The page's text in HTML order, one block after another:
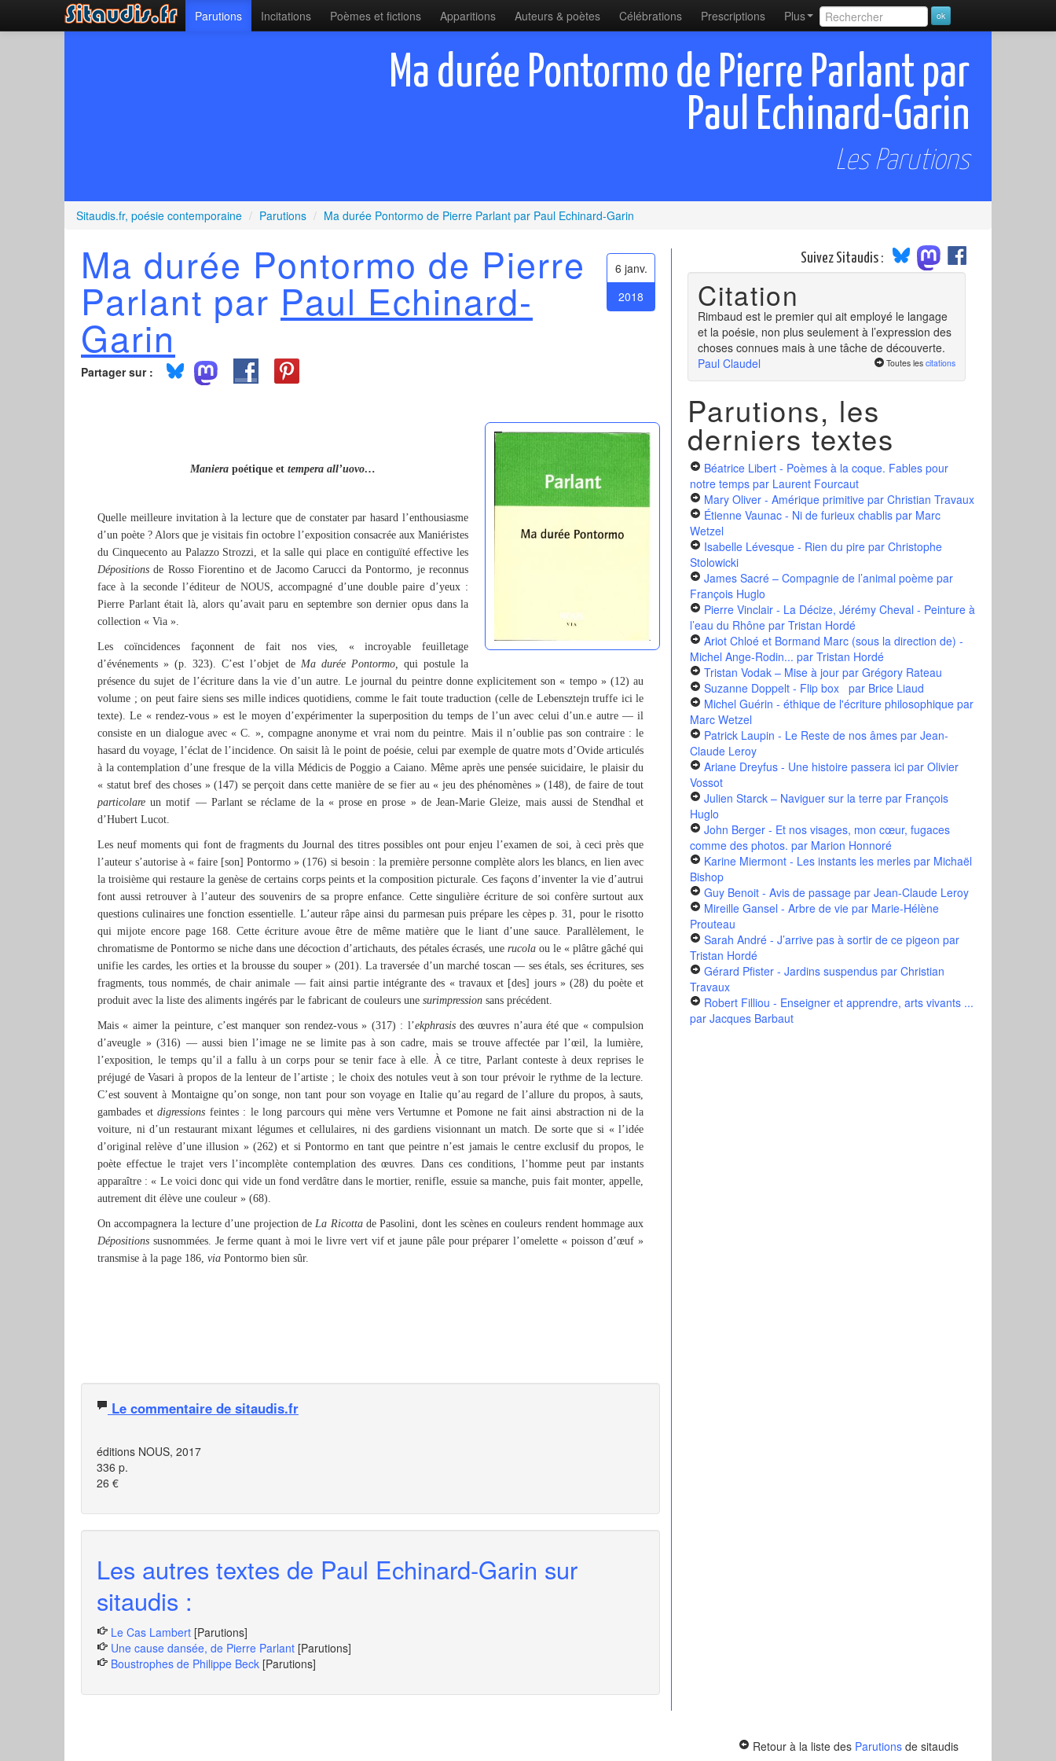
Parutions Incitations Poèmes et fictions Apparitions Auteurs & poètes Célébrations Prescriptions Plus
Ma durée Pontormo de Pierre Parlant par
Paul Echinard-Garin
Les Parutions
Sitaudis.fr, poésie contemporaine / Parutions / Ma durée Pontormo de Pierre Parlant par Paul Echinard-Garin
6 janv.
2018
Ma durée Pontormo de Pierre
Parlant par Paul Echinard-
Garin
Partager sur :
Maniera poétique ettempera all’uovo…
Quelle meilleure invitation à la lecture que de constater par hasard l’enthousiasme
d’un poète ? Alors que je visitais fin octobre l’exposition consacrée aux Maniéristes
du Cinquecento au Palazzo Strozzi, et la salle qui place en contiguïté effective les
Dépositionsde Rosso Fiorentino et de Jacomo Carucci da Pontormo, je reconnus
face à la seconde l’éditeur de NOUS, accompagné d’une double paire d’yeux :
Pierre Parlant était là, alors qu’avait paru en septembre son dernier opus dans la
collection « Via ».
Les coïncidences façonnent de fait nos vies, « incroyable feuilletage
d’événements » (p. 323). C’est l’objet de Ma durée Pontormo, qui postule la
présence du sujet de l’écriture dans la vie d’un autre. Le journal du peintre donne explicitement son « tempo » (12) au
volume ; on peut faire siens ses mille indices quotidiens, comme le fait toute traduction (celle de Lebensztejn truffe ici le
texte). Le « rendez-vous » est le moyen d’expérimenter la superposition du temps de l’un avec celui d’un.e autre — il
consiste en un dialogue avec « C. », compagne anonyme et vrai nom du peintre. Mais il n’oublie pas son contraire : le
hasard du voyage, l’éclat de l’incidence. On saisit là le point de poésie, celui par exemple de quatre mots d’Ovide articulés
à la contemplation d’une fresque de la villa Médicis de Poggio a Caiano. Même après une pensée suicidaire, le plaisir du
« statut bref des choses » (147) se perçoit dans cette manière de se fier au « jeu des phénomènes » (148), de faire de tout
particolare un motif — Parlant se réclame de la « prose en prose » de Jean-Marie Gleize, mais aussi de Stendhal et
d’Hubert Lucot.
Les neuf moments qui font de fragments du Journal des titres possibles ont pour enjeu l’examen de soi, à ceci près que
l’auteur s’autorise à « faire [son] Pontormo » (176) si besoin : la première personne complète alors les blancs, en lien avec
la troisième qui restaure la genèse de certains corps peints et la composition picturale. Ces façons d’inventer la vie d’autrui
font aussi retrouver à l’auteur des souvenirs de sa propre enfance. Cette singulière écriture de soi confère surtout aux
questions culinaires une fonction essentielle. L’auteur râpe ainsi du parmesan puis prépare les cèpes p. 31, pour le risotto
qui mijote encore page 168. Cette écriture avoue être de même matière que le liant d’une sauce. Parallèlement, le
chromatisme de Pontormo se niche dans une décoction d’artichauts, des pétales écrasés, unerucola ou le « plâtre gâché qui
unifie les cardes, les orties et la brousse du souper » (201). La traversée d’un marché toscan — ses étals, ses écritures, ses
fragments, tous nommés, de chair animale — fait ainsi partie intégrante des « travaux et [des] jours » (28) du poète et
produit avec la liste des aliments ingérés par le fabricant de couleurs une surimpression sans précédent.
Mais « aimer la peinture, c’est manquer son rendez-vous » (317) : l’ekphrasisdes œuvres n’aura été que « compulsion
d’aveugle » (316) — aussi bien l’image ne se limite pas à son cadre, mais se trouve affectée par l’œil, la lumière,
l’exposition, le temps qu’il a fallu à un corps pour se tenir face à elle. À ce titre, Parlant conteste à deux reprises le
préjugé de Vasari à propos de la lenteur de l’artiste ; le choix des notules veut à son tour prévoir le rythme de la lecture.
C’est souvent à Montaigne qu’on songe, non tant pour son voyage en Italie qu’au regard de l’allure du propos, à sauts,
gambades etdigressions feintes : le long parcours qui mène vers Vertumne et Pomone ne fait ainsi abstraction ni de la
voiture, ni d’un restaurant mixant légumes et cellulaires, ni des gardiens visionnant un match. De sorte que si « l’idée
d’original relève d’une illusion » (262) et si Pontormo en tant que peintre n’est jamais le centre exclusif du propos, le
poète effectue le trajet vers l’incomplète contemplation des œuvres. Dans ces conditions, l’homme peut par instants
apparaître : « Le voici donc qui vide un fond verdâtre dans le mortier, renifle, essuie sa manche, puis fait monter, appelle,
autrement dit élève une couleur » (68).
On accompagnera la lecture d’une projection de La Ricottade Pasolini, dont les scènes en couleurs rendent hommage aux
Dépositions susnommées. Je ferme quant à moi le livre vert vif et jaune pâle pour préparer l’omelette « poisson d’œuf »
transmise à la page 186, via Pontormo bien sûr.
Le commentaire de sitaudis.fr
éditions NOUS, 2017
336 p.
26 €
Les autres textes de Paul Echinard-Garin sur
sitaudis :
Le Cas Lambert [Parutions]
Une cause dansée, de Pierre Parlant [Parutions]
Boustrophes de Philippe Beck [Parutions]
Suivez Sitaudis :
Citation
Rimbaud est le premier qui ait employé le langage
et la poésie, non plus seulement à l’expression des
choses connues mais à une tâche de découverte.
Paul Claudel
Toutes les citations
Parutions, les
derniers textes
Béatrice Libert - Poèmes à la coque. Fables pour
notre tempspar Laurent Fourcaut
Mary Oliver - Amérique primitivepar Christian Travaux
Étienne Vaunac - Ni de furieux chablispar Marc
Wetzel
Isabelle Lévesque - Rien du pirepar Christophe
Stolowicki
James Sacré – Compagnie de l’animal poèmepar
François Huglo
Pierre Vinclair - La Décize, Jérémy Cheval - Peinture à
l’eau du Rhônepar Tristan Hordé
Ariot Chloé et Bormand Marc (sous la direction de) -
Michel Ange-Rodin... par Tristan Hordé
Tristan Vodak – Mise à jourpar Grégory Rateau
Suzanne Doppelt - Flip box par Brice Liaud
Michel Guérin - éthique de l'écriture philosophiquepar
Marc Wetzel
Patrick Laupin - Le Reste de nos âmespar Jean-
Claude Leroy
Ariane Dreyfus - Une histoire passera icipar Olivier
Vossot
Julien Starck – Naviguer sur la terrepar François
Huglo
John Berger - Et nos visages, mon cœur, fugaces
comme des photos. par Marion Honnoré
Karine Miermont - Les instants les merlespar Michaël
Bishop
Guy Benoit - Avis de passagepar Jean-Claude Leroy
Mireille Gansel - Arbre de viepar Marie-Hélène
Prouteau
Sarah André - J’arrive pas à sortir de ce pigeon par
Tristan Hordé
Gérard Pfister - Jardins suspenduspar Christian
Travaux
Robert Filliou - Enseigner et apprendre, arts vivants ...
par Jacques Barbaut
Retour à la liste des Parutions de sitaudis